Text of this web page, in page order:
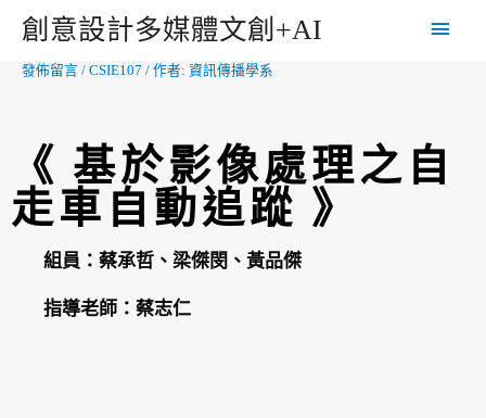
創意設計多媒體文創+AI
發佈留言 / CSIE107 / 作者: 資訊傳播學系
《 基於影像處理之自
走車自動追蹤 》
組員：蔡承哲、梁傑閔、黃品傑
指導老師：蔡志仁